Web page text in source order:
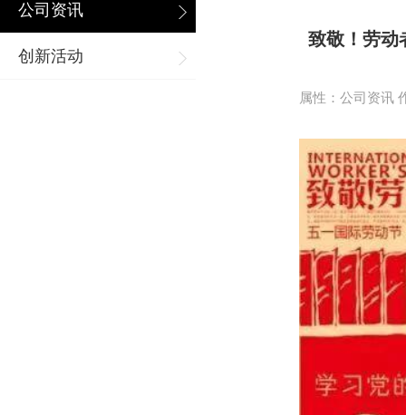
公司资讯
创新活动
致敬！劳动
属性：公司资讯